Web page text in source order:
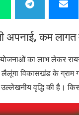
कम लागत
का लाभ लेकर
विकासखंड के ग्राम
वृद्धि की है।